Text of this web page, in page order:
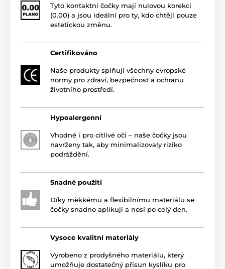
Tyto kontaktní čočky mají nulovou korekci
(0.00) a jsou ideální pro ty, kdo chtějí pouze
estetickou změnu.
Certifikováno
Naše produkty splňují všechny evropské
normy pro zdraví, bezpečnost a ochranu
životního prostředí.
Hypoalergenní
Vhodné i pro citlivé oči – naše čočky jsou
navrženy tak, aby minimalizovaly riziko
podráždění.
Snadné použití
Díky měkkému a flexibilnímu materiálu se
čočky snadno aplikují a nosí po celý den.
Vysoce kvalitní materiály
Vyrobeno z prodyšného materiálu, který
umožňuje dostatečný přísun kyslíku pro